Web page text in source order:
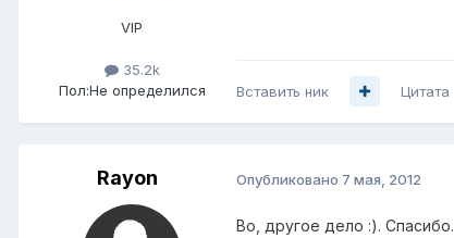
VIP
35.2k
Пол:Не определился Вставить ник Цитата
Rayon Опубликовано 7 мая, 2012
Во, другое дело :). Спасибо.